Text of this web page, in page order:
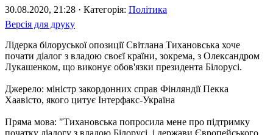
30.08.2020, 21:28 · Категорія: Політика
Версія для друку
Лідерка білоруської опозиції Світлана Тихановська хоче
почати діалог з владою своєї країни, зокрема, з Олександром
Лукашенком, що виконує обов'язки президента Білорусі.
Джерело: міністр закордонних справ Фінляндії Пекка
Хаавісто, якого цитує Інтерфакс-Україна
Пряма мова: "Тихановська попросила мене про підтримку
початку діалогу з владою Білорусі, і держави Європейського